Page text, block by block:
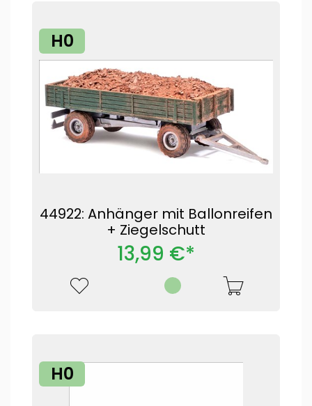
H0
44922: Anhänger mit Ballonreifen
+ Ziegelschutt
13,99 €*
H0